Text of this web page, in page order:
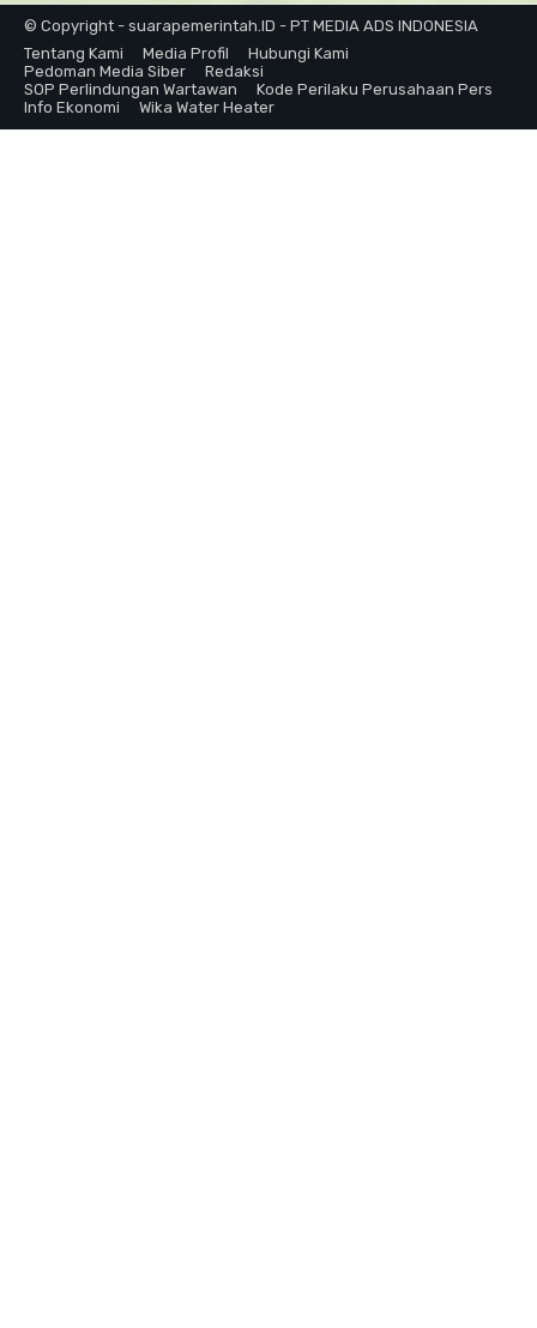
© Copyright - suarapemerintah.ID - PT MEDIA ADS INDONESIA
Tentang Kami
Media Profil
Hubungi Kami
Pedoman Media Siber
Redaksi
SOP Perlindungan Wartawan
Kode Perilaku Perusahaan Pers
Info Ekonomi
Wika Water Heater